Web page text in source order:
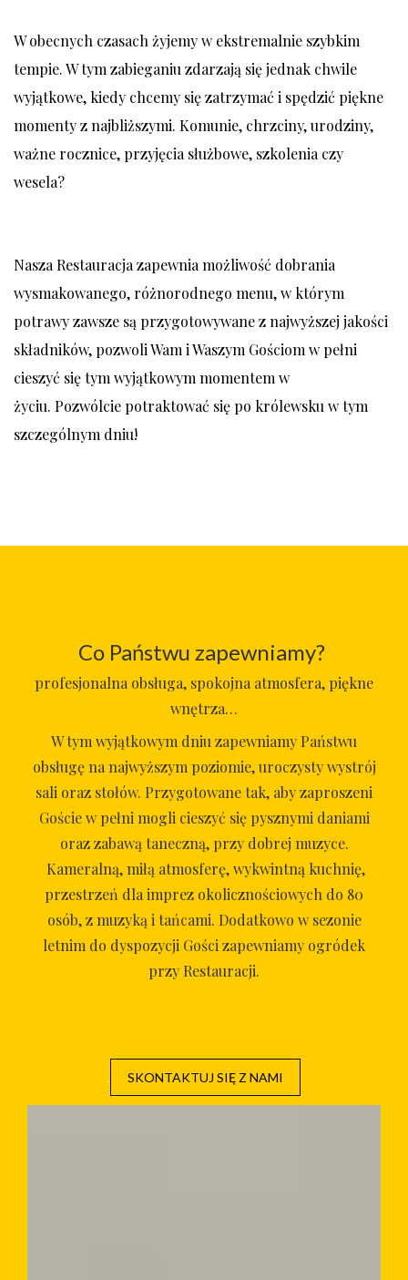
W obecnych czasach żyjemy w ekstremalnie szybkim
tempie. W tym zabieganiu zdarzają się jednak chwile
wyjątkowe, kiedy chcemy się zatrzymać i spędzić piękne
momenty z najbliższymi. Komunie, chrzciny, urodziny,
ważne rocznice, przyjęcia służbowe, szkolenia czy
wesela?
Nasza Restauracja zapewnia możliwość dobrania
wysmakowanego, różnorodnego menu, w którym
potrawy zawsze są przygotowywane z najwyższej jakości
składników, pozwoli Wam i Waszym Gościom w pełni
cieszyć się tym wyjątkowym momentem w
życiu. Pozwólcie potraktować się po królewsku w tym
szczególnym dniu!
Co Państwu zapewniamy?
profesjonalna obsługa, spokojna atmosfera, piękne
wnętrza…
W tym wyjątkowym dniu zapewniamy Państwu
obsługę na najwyższym poziomie, uroczysty wystrój
sali oraz stołów. Przygotowane tak, aby zaproszeni
Goście w pełni mogli cieszyć się pysznymi daniami
oraz zabawą taneczną, przy dobrej muzyce.
Kameralną, miłą atmosferę, wykwintną kuchnię,
przestrzeń dla imprez okolicznościowych do 80
osób, z muzyką i tańcami. Dodatkowo w sezonie
letnim do dyspozycji Gości zapewniamy ogródek
przy Restauracji.
. SKONTAKTUJ SIĘ Z NAMI